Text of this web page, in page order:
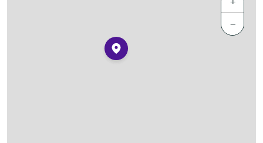
−